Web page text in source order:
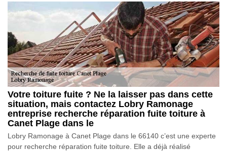
Votre toiture fuite ? Ne la laisser pas dans cette
situation, mais contactez Lobry Ramonage
entreprise recherche réparation fuite toiture à
Canet Plage dans le
Lobry Ramonage à Canet Plage dans le 66140 c’est une experte
pour recherche réparation fuite toiture. Elle a déjà réalisé